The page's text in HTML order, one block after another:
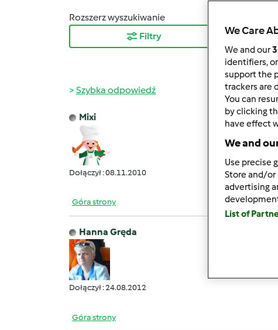
Rozszerz wyszukiwanie
Filtry
Szybka odpowiedź
Mixi
Dołączył : 08.11.2010
śr., 03/19/
Czekam
Góra strony
Hanna Gręda
Dołączył : 24.08.2012
Góra strony
We Care
We and our
identifiers,
support the
trackers are
You can
by clicking
have effect
We and
Use precise
Store and/or
advertising
List of